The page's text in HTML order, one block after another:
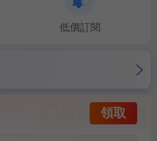
低價訂閱
領取